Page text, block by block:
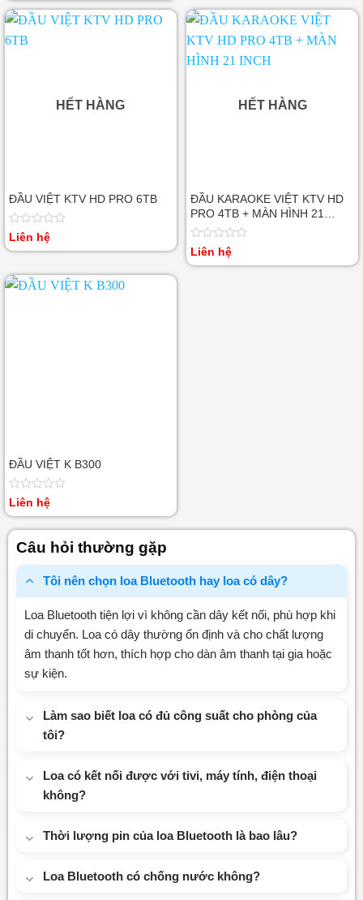
5 sao
5
sao
HẾT HÀNG
ĐẦU VIỆT KTV HD PRO 6TB
Được
5
sao
Liên hệ
HẾT HÀNG
ĐẦU KARAOKE VIỆT KTV HD
PRO 4TB + MÀN HÌNH 21
INCH
Được
Liên hệ
ĐẦU VIỆT K B300
Được
0
sao
Liên hệ
Câu hỏi thường gặp
Tôi nên chọn loa Bluetooth hay loa có dây?
Loa Bluetooth tiện lợi vì không cần dây kết nối, phù hợp khi
di chuyển. Loa có dây thường ổn định và cho chất lượng
âm thanh tốt hơn, thích hợp cho dàn âm thanh tại gia hoặc
sự kiện.
Làm sao biết loa có đủ công suất cho phòng của
tôi?
Loa có kết nối được với tivi, máy tính, điện thoại
không?
Thời lượng pin của loa Bluetooth là bao lâu?
Loa Bluetooth có chống nước không?